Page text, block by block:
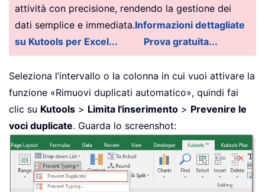
attività con precisione, rendendo la gestione dei
dati semplice e immediata.Informazioni dettagliate
su Kutools per Excel...
Prova gratuita...
Seleziona l’intervallo o la colonna in cui vuoi attivare la
funzione «Rimuovi duplicati automatico», quindi fai
clic su Kutools > Limita l'inserimento > Prevenire le
voci duplicate. Guarda lo screenshot: